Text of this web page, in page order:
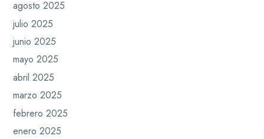
agosto 2025
julio 2025
junio 2025
mayo 2025
abril 2025
marzo 2025
febrero 2025
enero 2025